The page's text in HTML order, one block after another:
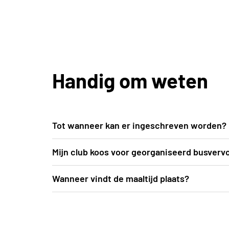
Handig om weten
Tot wanneer kan er ingeschreven worden?
Inschrijven kan uiterlijk t.e.m. vrijdag 5
Mijn club koos voor georganiseerd
De busroutes worden opgemaakt nadat
aanvang van het evenement (= begin
Wanneer vindt de maaltijd plaats?